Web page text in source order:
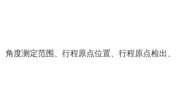
度测定范围、行程原点位置、行程原点检出、